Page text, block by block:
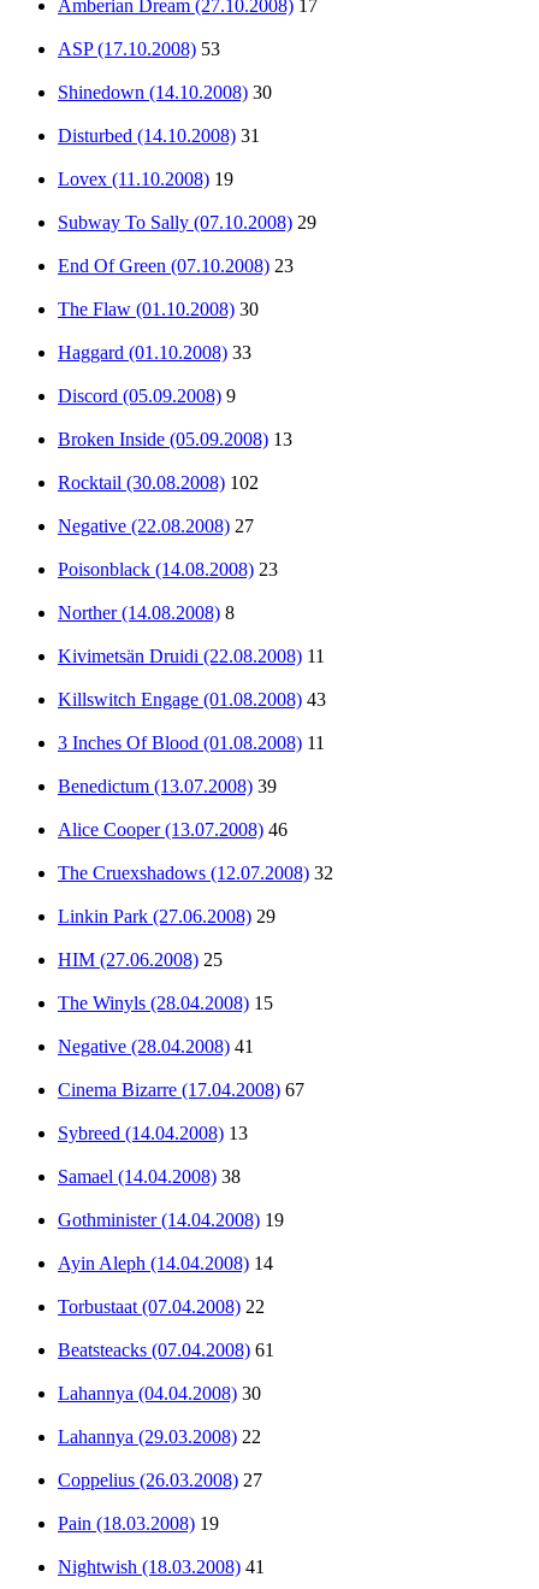
Amberian Dream (27.10.2008) 17
ASP (17.10.2008) 53
Shinedown (14.10.2008) 30
Disturbed (14.10.2008) 31
Lovex (11.10.2008) 19
Subway To Sally (07.10.2008) 29
End Of Green (07.10.2008) 23
The Flaw (01.10.2008) 30
Haggard (01.10.2008) 33
Discord (05.09.2008) 9
Broken Inside (05.09.2008) 13
Rocktail (30.08.2008) 102
Negative (22.08.2008) 27
Poisonblack (14.08.2008) 23
Norther (14.08.2008) 8
Kivimetsän Druidi (22.08.2008) 11
Killswitch Engage (01.08.2008) 43
3 Inches Of Blood (01.08.2008) 11
Benedictum (13.07.2008) 39
Alice Cooper (13.07.2008) 46
The Cruexshadows (12.07.2008) 32
Linkin Park (27.06.2008) 29
HIM (27.06.2008) 25
The Winyls (28.04.2008) 15
Negative (28.04.2008) 41
Cinema Bizarre (17.04.2008) 67
Sybreed (14.04.2008) 13
Samael (14.04.2008) 38
Gothminister (14.04.2008) 19
Ayin Aleph (14.04.2008) 14
Torbustaat (07.04.2008) 22
Beatsteacks (07.04.2008) 61
Lahannya (04.04.2008) 30
Lahannya (29.03.2008) 22
Coppelius (26.03.2008) 27
Pain (18.03.2008) 19
Nightwish (18.03.2008) 41